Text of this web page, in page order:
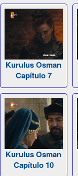
Kurulus Osman
Capítulo 7
Kurulus Osman
Capítulo 10